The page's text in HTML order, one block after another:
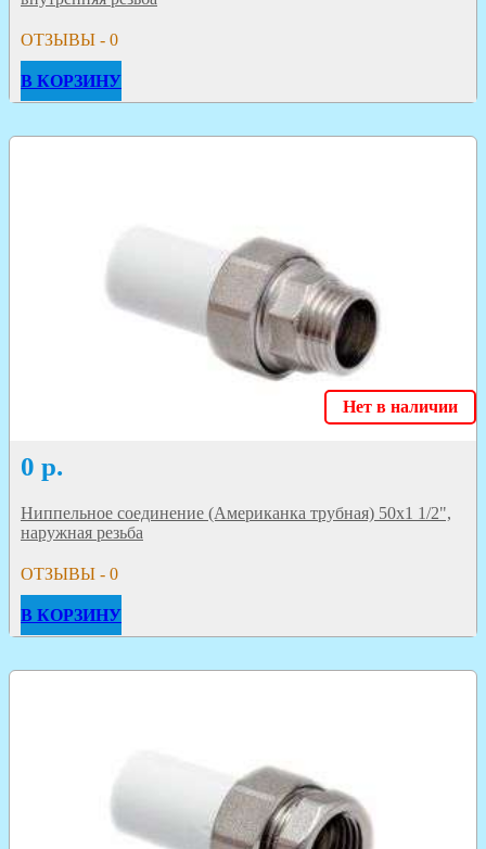
ОТЗЫВЫ - 0
В КОРЗИНУ
Нет в наличии
0 р.
Ниппельное соединение (Американка трубная) 50х1 1/2",
наружная резьба
ОТЗЫВЫ - 0
В КОРЗИНУ